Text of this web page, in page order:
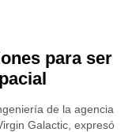
para ser
de la agencia
Galactic, expresó